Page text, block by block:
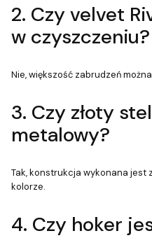
2. Czy velvet
w czyszczeniu?
Nie, większość zabrudzeń
3. Czy złoty
metalowy?
Tak, konstrukcja wykonana jest
kolorze.
4. Czy hoker